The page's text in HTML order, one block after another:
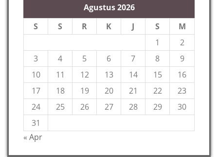
Agustus 2026
S
S R K J S
M
1
2
3
4 5 6 7 8
9
10
11 12 13 14 15
16
17
18 19 20 21 22
23
24
25 26 27 28 29
30
31
« Apr